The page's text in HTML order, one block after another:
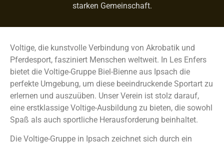
starken Gemeinschaft.
Voltige, die kunstvolle Verbindung von Akrobatik und
Pferdesport, fasziniert Menschen weltweit. In Les Enfers
bietet die Voltige-Gruppe Biel-Bienne aus Ipsach die
perfekte Umgebung, um diese beeindruckende Sportart zu
erlernen und auszuüben. Unser Verein ist stolz darauf,
eine erstklassige Voltige-Ausbildung zu bieten, die sowohl
Spaß als auch sportliche Herausforderung beinhaltet.
Die Voltige-Gruppe in Ipsach zeichnet sich durch ein